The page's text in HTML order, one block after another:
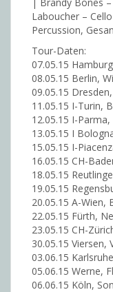
Laboucher –
Percussion,
Tour-Daten:
07.05.15
08.05.15 Berlin,
09.05.15 Dresden,
11.05.15 I-Turin,
12.05.15 I-
13.05.15 I
15.05.15 I-
16.05.15 CH-
18.05.15
19.05.15
20.05.15 A-Wien,
22.05.15 Fürth,
23.05.15 CH-
30.05.15 Viersen,
03.06.15
05.06.15 Werne,
06.06.15 Köln,